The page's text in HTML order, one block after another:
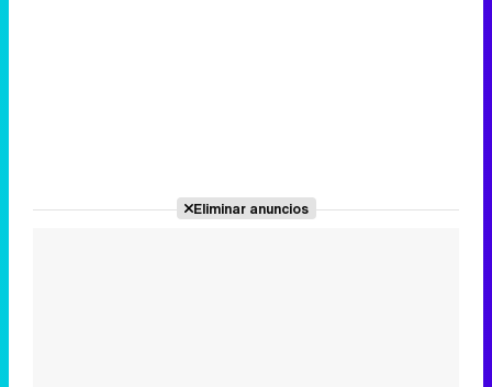
Eliminar anuncios